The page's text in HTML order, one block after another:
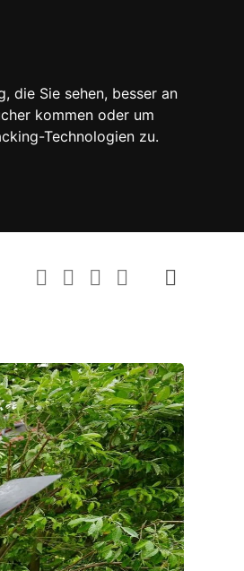
die Sie sehen, besser an
kommen oder um
Technologien zu.